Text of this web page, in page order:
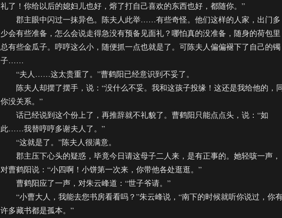
礼了！你给以后的媳妇儿也好，熔了打自己喜欢的东西也好，都随你。”
郡主眼中闪过一抹异色。陈夫人此举……有些奇怪。他们这样的人家，出门多
少会有些准备，怎么会说走得急没有预备见面礼？哪怕真的没准备，随身的荷包里
总有些金瓜子。哼哼这么小，随便抓一点也就是了。可陈夫人偏偏褪下了自己的镯
子……
“夫人……这太贵重了。”曹鹤阳已经意识到不妥了。
陈夫人却摆了摆手，说：“没什么不妥。我和这孩子投缘！这还是我给他的，
你没关系。”
话已经说到这个份上了，再推辞就不礼貌了。曹鹤阳只能点点头，说：“如
此……我替哼哼多谢夫人了。”
“这就是了。”陈夫人很满意。
郡主压下心头的疑惑，毕竟今日请这母子二人来，是有正事的。她轻咳一声，
对曹鹤阳说：“小四啊！小饼第一次来，你带他各处逛逛。”
曹鹤阳应了一声，对朱云峰道：“世子爷请。”
“小曹大人，我能去您书房看看吗？”朱云峰说，“南下的时候就听你说过，你
许多藏书都是孤本。”